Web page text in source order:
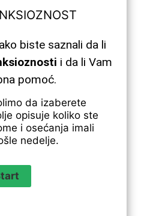
biste saznali da li
i da li Vam
pomoć.
da izaberete
opisuje koliko ste
i osećanja imali
nedelje.